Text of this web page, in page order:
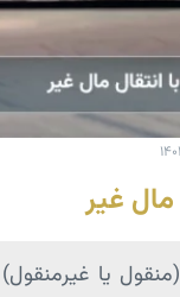
غیر
یا غیرمنقول)